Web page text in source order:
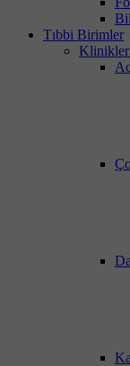
Tıbbi Birimler